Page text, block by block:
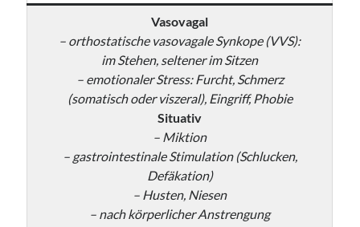
Vasovagal
– orthostatische vasovagale Synkope (VVS):
im Stehen, seltener im Sitzen
– emotionaler Stress: Furcht, Schmerz
(somatisch oder viszeral), Eingriff, Phobie
Situativ
– Miktion
– gastrointestinale Stimulation (Schlucken,
Defäkation)
– Husten, Niesen
– nach körperlicher Anstrengung